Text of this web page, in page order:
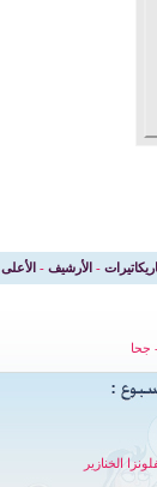
- الأرشيف - الأعلى
جحا
الخنازير